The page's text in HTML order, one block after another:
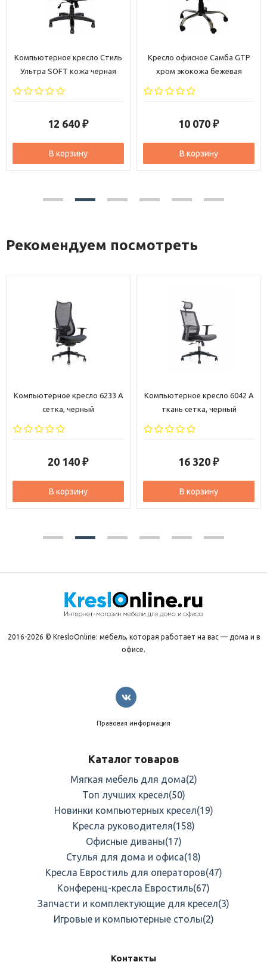
Компьютерное кресло Стиль
Ультра SOFT кожа черная
12 640 ₽
В корзину
Кресло офисное Самба GTP
хром экокожа бежевая
10 070 ₽
В корзину
Рекомендуем посмотреть
Компьютерное кресло 6233 A
сетка, черный
20 140 ₽
В корзину
Компьютерное кресло 6042 A
ткань сетка, черный
16 320 ₽
В корзину
2016-2026 © KresloOnline: мебель, которая работает на вас — дома и в
офисе.
Правовая информация
Каталог товаров
Мягкая мебель для дома(2)
Топ лучших кресел(50)
Новинки компьютерных кресел(19)
Кресла руководителя(158)
Офисные диваны(17)
Стулья для дома и офиса(18)
Кресла Евростиль для операторов(47)
Конференц-кресла Евростиль(67)
Запчасти и комплектующие для кресел(3)
Игровые и компьютерные столы(2)
Контакты